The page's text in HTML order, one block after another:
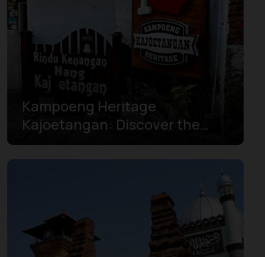
Zuid-Sulawesi
Zuid-Sumatra
Zuidoost-Sulawesi
Zuidwest-Papoea
Kampoeng Heritage
Kajoetangan: Discover the
Timeless Charm of Malang